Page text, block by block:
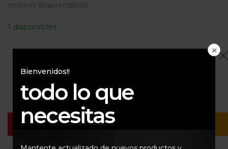
mismos desprendibles
1 disponibles
$279.900
1 disponibles
Añadir Al Carrito
Bienvenidos!!
todo lo que
necesitas